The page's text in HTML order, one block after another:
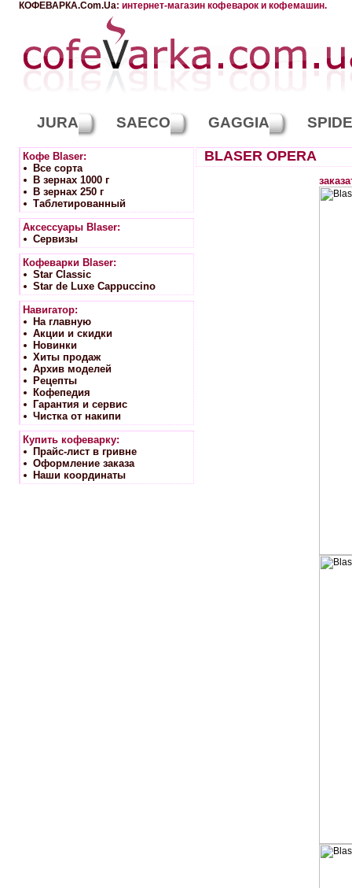
КОФЕВАРКА.Com.Ua: интернет-магазин кофеварок и кофемашин.
JURA SAECO GAGGIA
Кофе Blaser:
Вcе сорта
В зернах 1000 г
В зернах 250 г
Таблетированный
Аксессуары Blaser:
Сервизы
Кофеварки Blaser:
Star Classic
Star de Luxe Cappuccino
Навигатор:
На главную
Акции и скидки
Новинки
Хиты продаж
Архив моделей
Рецепты
Кофепедия
Гарантия и сервис
Чистка от накипи
Купить кофеварку:
Прайс-лист в гривне
Оформление заказа
Наши координаты
BLASER OPERA